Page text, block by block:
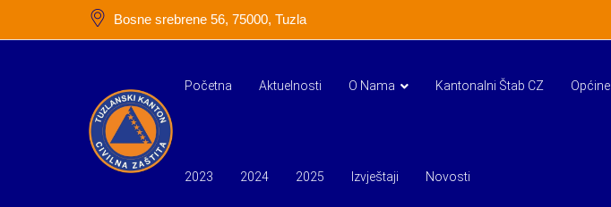
Bosne srebrene 56, 75000, Tuzla
Početna Aktuelnosti O Nama Kantonalni Štab CZ Općine
2023 2024 2025 Izvještaji Novosti